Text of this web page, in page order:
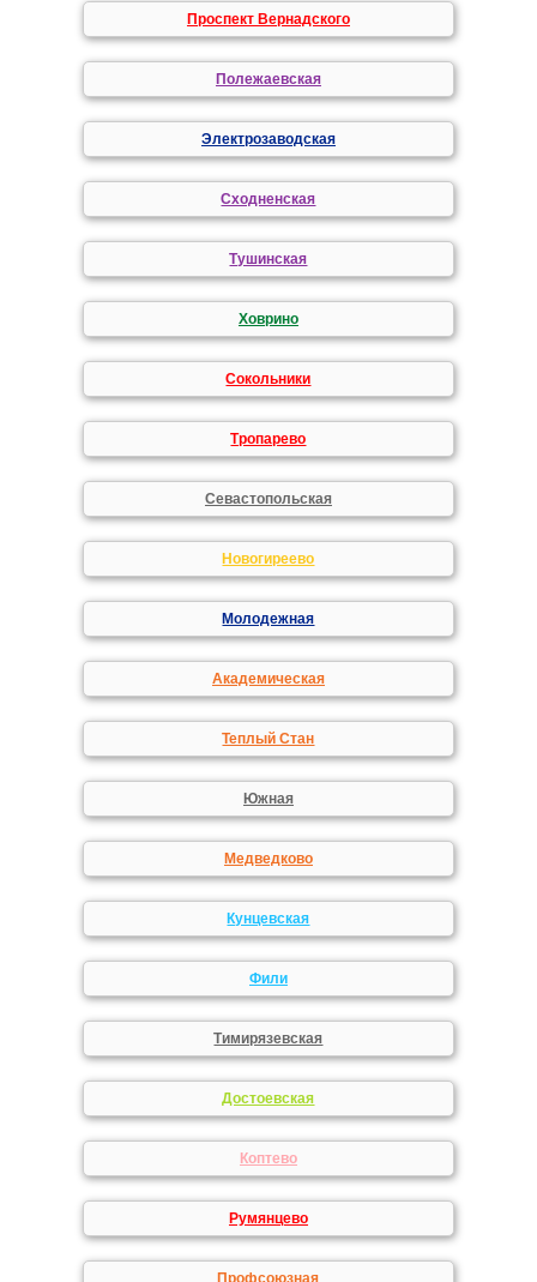
Проспект Вернадского
Полежаевская
Электрозаводская
Сходненская
Тушинская
Ховрино
Сокольники
Тропарево
Севастопольская
Новогиреево
Молодежная
Академическая
Теплый Стан
Южная
Медведково
Кунцевская
Фили
Тимирязевская
Достоевская
Коптево
Румянцево
Профсоюзная